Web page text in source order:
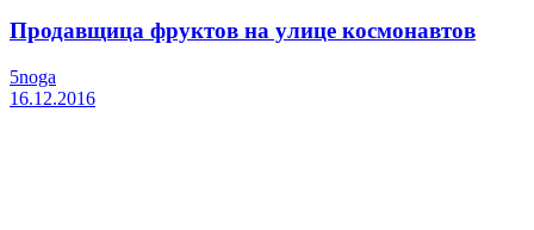
Продавщица фруктов на улице космонавтов
5noga
16.12.2016